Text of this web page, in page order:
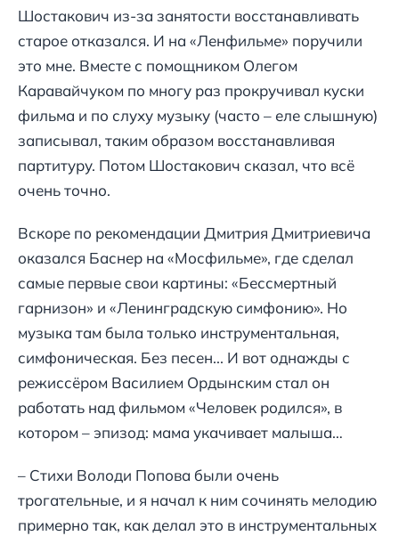
Шостакович из-за занятости восстанавливать
старое отказался. И на «Ленфильме» поручили
это мне. Вместе с помощником Олегом
Каравайчуком по многу раз прокручивал куски
фильма и по слуху музыку (часто – еле слышную)
записывал, таким образом восстанавливая
партитуру. Потом Шостакович сказал, что всё
очень точно.
Вскоре по рекомендации Дмитрия Дмитриевича
оказался Баснер на «Мосфильме», где сделал
самые первые свои картины: «Бессмертный
гарнизон» и «Ленинградскую симфонию». Но
музыка там была только инструментальная,
симфоническая. Без песен... И вот однажды с
режиссёром Василием Ордынским стал он
работать над фильмом «Человек родился», в
котором – эпизод: мама укачивает малыша…
– Стихи Володи Попова были очень
трогательные, и я начал к ним сочинять мелодию
примерно так, как делал это в инструментальных